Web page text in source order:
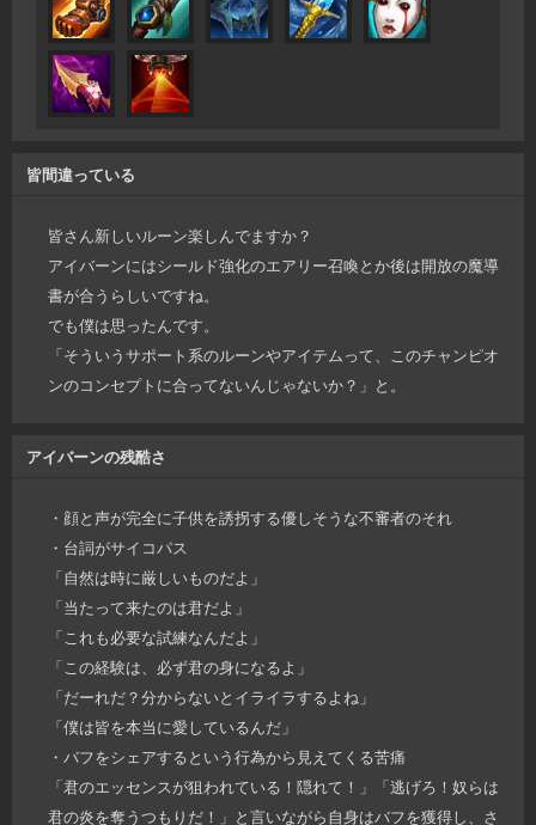
皆間違っている
皆さん新しいルーン楽しんでますか？
アイバーンにはシールド強化のエアリー召喚とか後は開放の魔導
書が合うらしいですね。
でも僕は思ったんです。
「そういうサポート系のルーンやアイテムって、このチャンピオ
ンのコンセプトに合ってないんじゃないか？」と。
アイバーンの残酷さ
・顔と声が完全に子供を誘拐する優しそうな不審者のそれ
・台詞がサイコパス
「自然は時に厳しいものだよ」
「当たって来たのは君だよ」
「これも必要な試練なんだよ」
「この経験は、必ず君の身になるよ」
「だーれだ？分からないとイライラするよね」
「僕は皆を本当に愛しているんだ」
・バフをシェアするという行為から見えてくる苦痛
「君のエッセンスが狙われている！隠れて！」「逃げろ！奴らは
君の炎を奪うつもりだ！」と言いながら自身はバフを獲得し、さ